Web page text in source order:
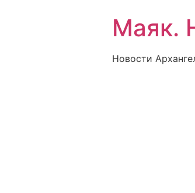
Маяк.
Новости